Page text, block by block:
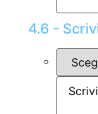
4.6 -